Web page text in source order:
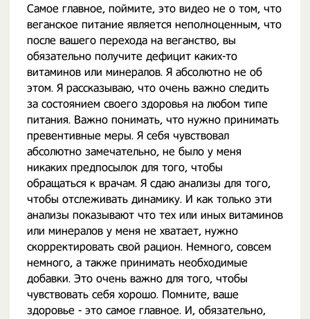
Самое главное, поймите, это видео не о том, что
веганское питание является неполноценным, что
после вашего перехода на веганство, вы
обязательно получите дефицит каких-то
витаминов или минералов. Я абсолютно не об
этом. Я рассказываю, что очень важно следить
за состоянием своего здоровья на любом типе
питания. Важно понимать, что нужно принимать
превентивные меры. Я себя чувствовал
абсолютно замечательно, не было у меня
никаких предпосылок для того, чтобы
обращаться к врачам. Я сдаю анализы для того,
чтобы отслеживать динамику. И как только эти
анализы показывают что тех или иных витаминов
или минералов у меня не хватает, нужно
скорректировать свой рацион. Немного, совсем
немного, а также принимать необходимые
добавки. Это очень важно для того, чтобы
чувствовать себя хорошо. Помните, ваше
здоровье - это самое главное. И, обязательно,